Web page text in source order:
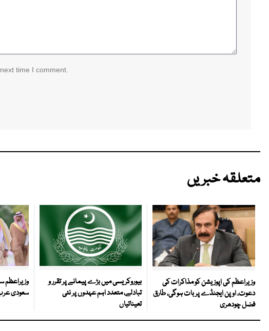
time I comment.
متعلقہ خبریں
وزیراعظم کی اپوزیشن کو مذاکرات کی
دعوت، اوپن ایجنڈے پر بات ہوگی، طارق
فضل چودھری
بیوروکریسی میں بڑے پیمانے پر تقرر و
تبادلے، متعدد اہم عہدوں پر نئی
تعیناتیاں
وزیراعظم
سعودی